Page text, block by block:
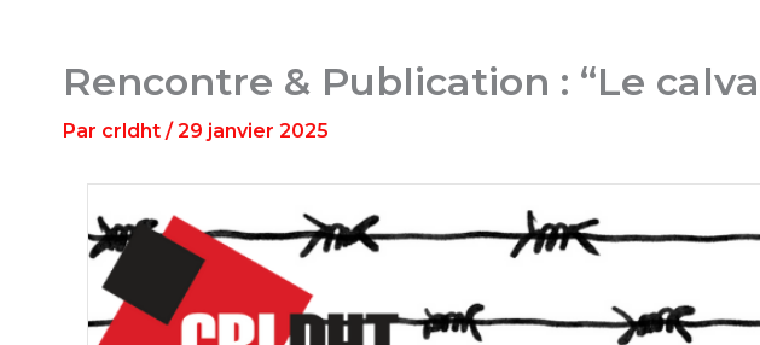
Rencontre & Publication : “Le
Par crldht / 29 janvier 2025